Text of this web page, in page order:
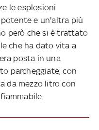
le esplosioni
e un'altra più
però che si è trattato
che ha dato vita a
posta in una
parcheggiate, con
da mezzo litro con